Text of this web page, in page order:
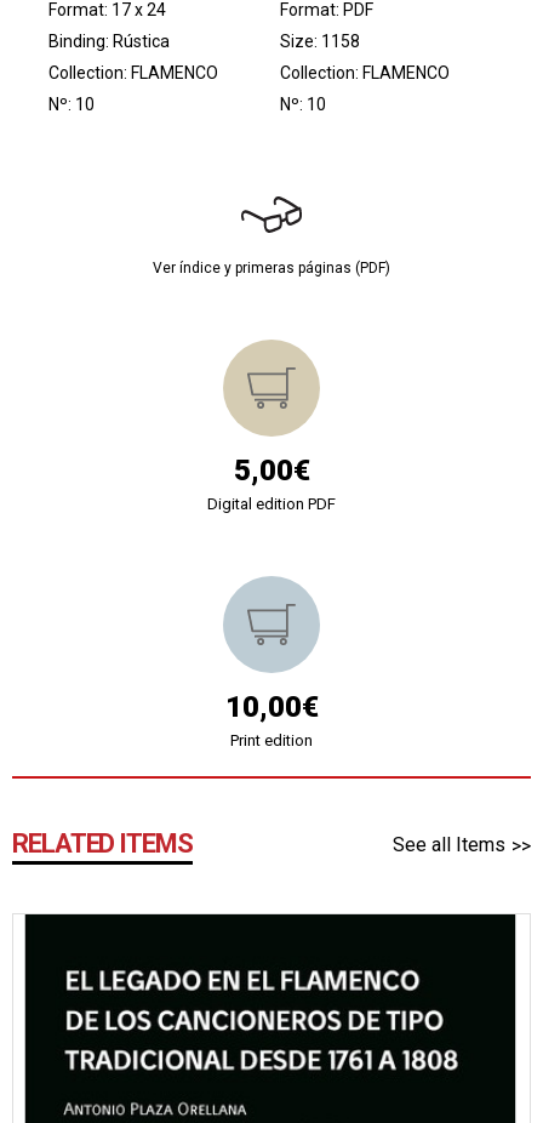
Format: 17 x 24
Binding: Rústica
Collection: FLAMENCO
Nº: 10
Format: PDF
Size: 1158
Collection: FLAMENCO
Nº: 10
Ver índice y primeras páginas (PDF)
5,00€
Digital edition PDF
10,00€
Print edition
RELATED ITEMS See all Items